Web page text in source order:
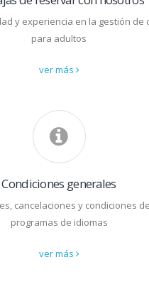
y experiencia en la gestión de
para adultos
ver más
Condiciones generales
cancelaciones y condiciones
programas de idiomas
ver más